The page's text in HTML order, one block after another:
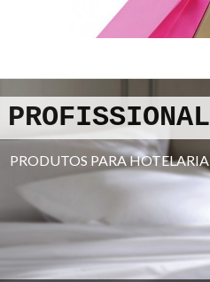
PROFISSIONAL
PRODUTOS PARA HOTELARIA